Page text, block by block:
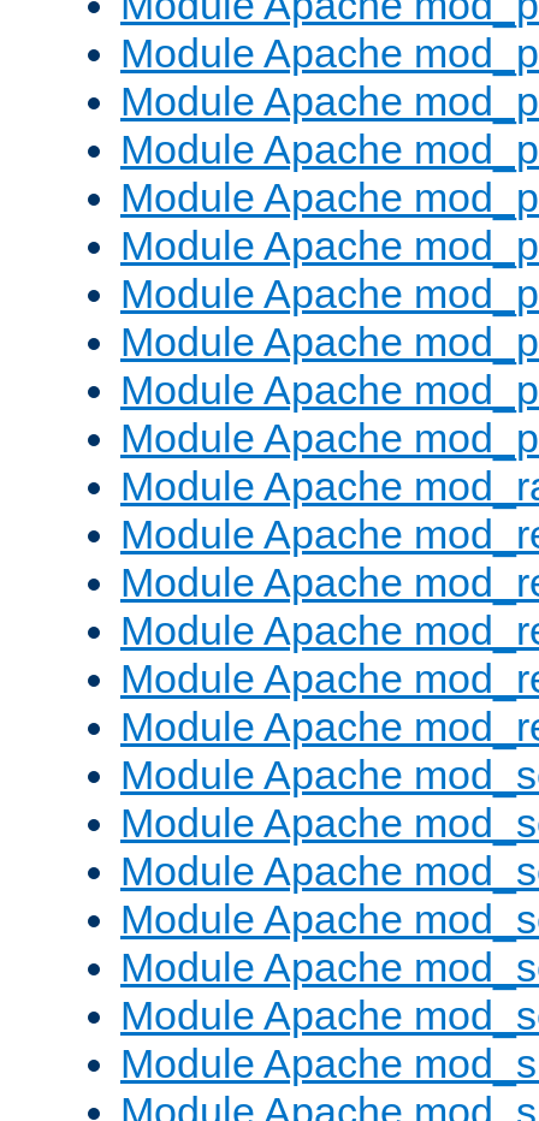
Module Apache
Module Apache
Module Apache
Module Apache
Module Apache
Module Apache
Module Apache
Module Apache
Module Apache
Module Apache
Module Apache
Module Apache
Module Apache
Module Apache
Module Apache
Module Apache
Module Apache
Module Apache
Module Apache
Module Apache
Module Apache
Module Apache
Module Apache